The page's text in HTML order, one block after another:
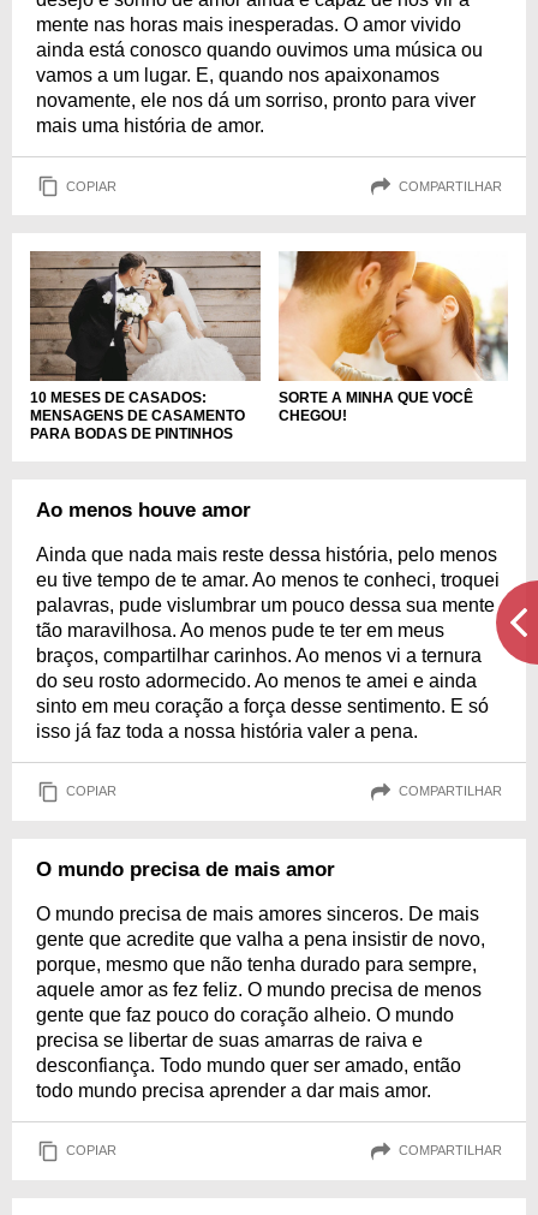
mente nas horas mais inesperadas. O amor vivido
ainda está conosco quando ouvimos uma música ou
vamos a um lugar. E, quando nos apaixonamos
novamente, ele nos dá um sorriso, pronto para viver
mais uma história de amor.
COPIAR COMPARTILHAR
10 MESES DE CASADOS:
MENSAGENS DE CASAMENTO
PARA BODAS DE PINTINHOS
SORTE A MINHA QUE VOCÊ
CHEGOU!
Ao menos houve amor
Ainda que nada mais reste dessa história, pelo menos
eu tive tempo de te amar. Ao menos te conheci, troquei
palavras, pude vislumbrar um pouco dessa sua mente
tão maravilhosa. Ao menos pude te ter em meus
braços, compartilhar carinhos. Ao menos vi a ternura
do seu rosto adormecido. Ao menos te amei e ainda
sinto em meu coração a força desse sentimento. E só
isso já faz toda a nossa história valer a pena.
COPIAR COMPARTILHAR
O mundo precisa de mais amor
O mundo precisa de mais amores sinceros. De mais
gente que acredite que valha a pena insistir de novo,
porque, mesmo que não tenha durado para sempre,
aquele amor as fez feliz. O mundo precisa de menos
gente que faz pouco do coração alheio. O mundo
precisa se libertar de suas amarras de raiva e
desconfiança. Todo mundo quer ser amado, então
todo mundo precisa aprender a dar mais amor.
COPIAR COMPARTILHAR